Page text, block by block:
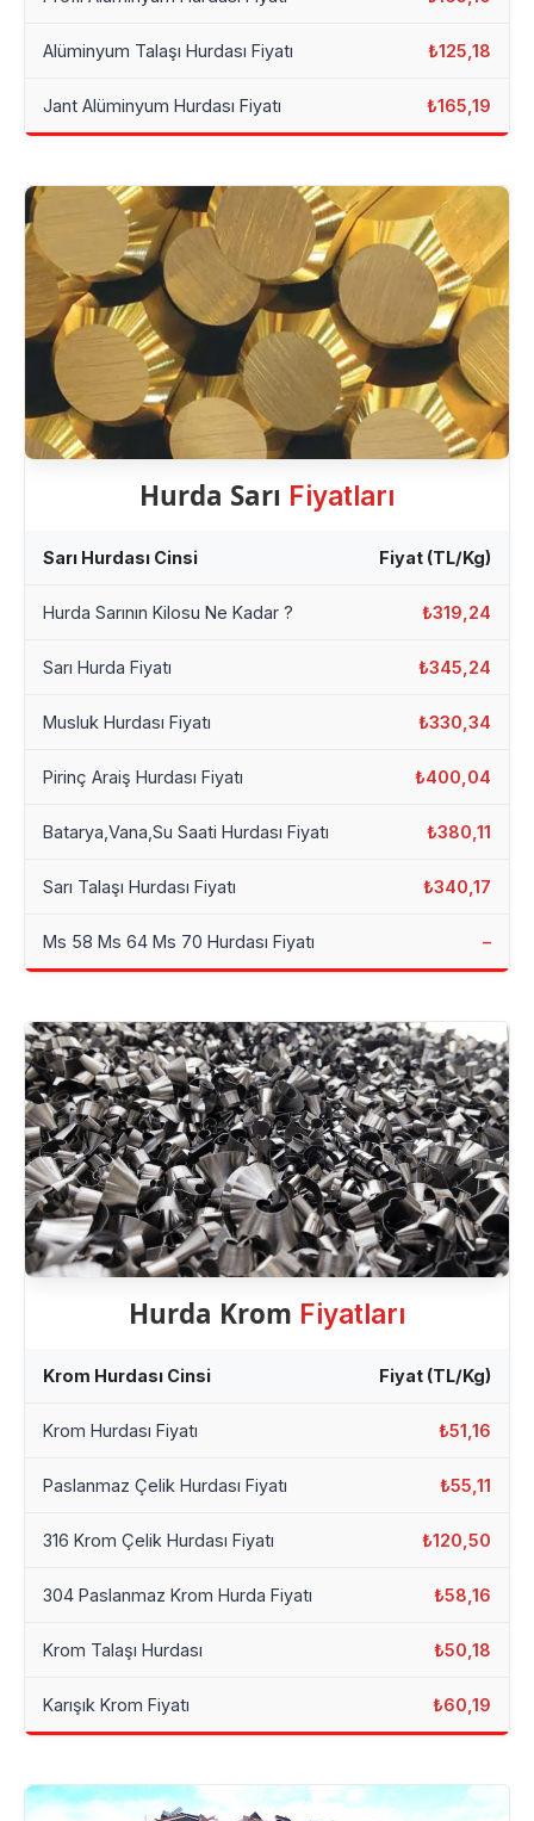
Alüminyum Talaşı Hurdası Fiyatı ₺125,18
Jant Alüminyum Hurdası Fiyatı ₺165,19
Hurda Sarı Fiyatları
Sarı Hurdası Cinsi Fiyat (TL/Kg)
Hurda Sarının Kilosu Ne Kadar ? ₺319,24
Sarı Hurda Fiyatı ₺345,24
Musluk Hurdası Fiyatı ₺330,34
Pirinç Araiş Hurdası Fiyatı ₺400,04
Batarya,Vana,Su Saati Hurdası Fiyatı ₺380,11
Sarı Talaşı Hurdası Fiyatı ₺340,17
Ms 58 Ms 64 Ms 70 Hurdası Fiyatı –
Hurda Krom Fiyatları
Krom Hurdası Cinsi Fiyat (TL/Kg)
Krom Hurdası Fiyatı ₺51,16
Paslanmaz Çelik Hurdası Fiyatı ₺55,11
316 Krom Çelik Hurdası Fiyatı ₺120,50
304 Paslanmaz Krom Hurda Fiyatı ₺58,16
Krom Talaşı Hurdası ₺50,18
Karışık Krom Fiyatı ₺60,19